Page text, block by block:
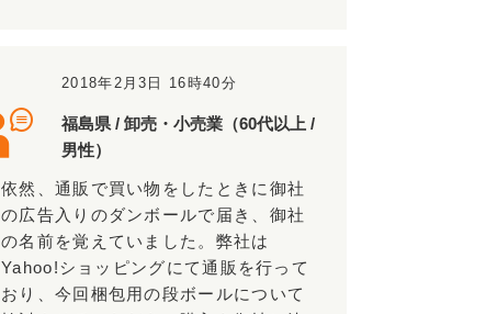
2018年2月3日 16時40分
福島県 / 卸売・小売業（60代以上 /
男性）
依然、通販で買い物をしたときに御社
の広告入りのダンボールで届き、御社
の名前を覚えていました。弊社は
Yahoo!ショッピングにて通販を行って
おり、今回梱包用の段ボールについて